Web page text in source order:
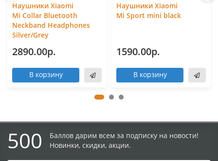
Наушники Xiaomi
Mi Collar Bluetooth
Neckband Headphones
Silver/Grey
2890.00р.
В корзину
Наушники Xiaomi
Mi Sport mini black
1590.00р.
В корзину
500
Баллов дарим всем за подписку на новости!
Новинки, скидки, акции.